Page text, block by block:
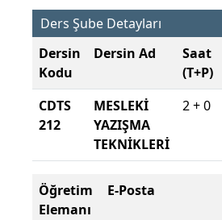
Ders Şube Detayları
Dersin
Kodu
Dersin Ad
Saat
(T+P)
CDTS
212
MESLEKİ
YAZIŞMA
TEKNİKLERİ
2 + 0
Öğretim
Elemanı
E-Posta